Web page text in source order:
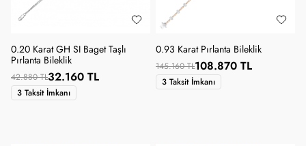
0.20 Karat GH SI Baget Taşlı
Pırlanta Bileklik
42.880 TL32.160 TL
3 Taksit İmkanı
0.93 Karat Pırlanta Bileklik
145.160 TL108.870 TL
3 Taksit İmkanı